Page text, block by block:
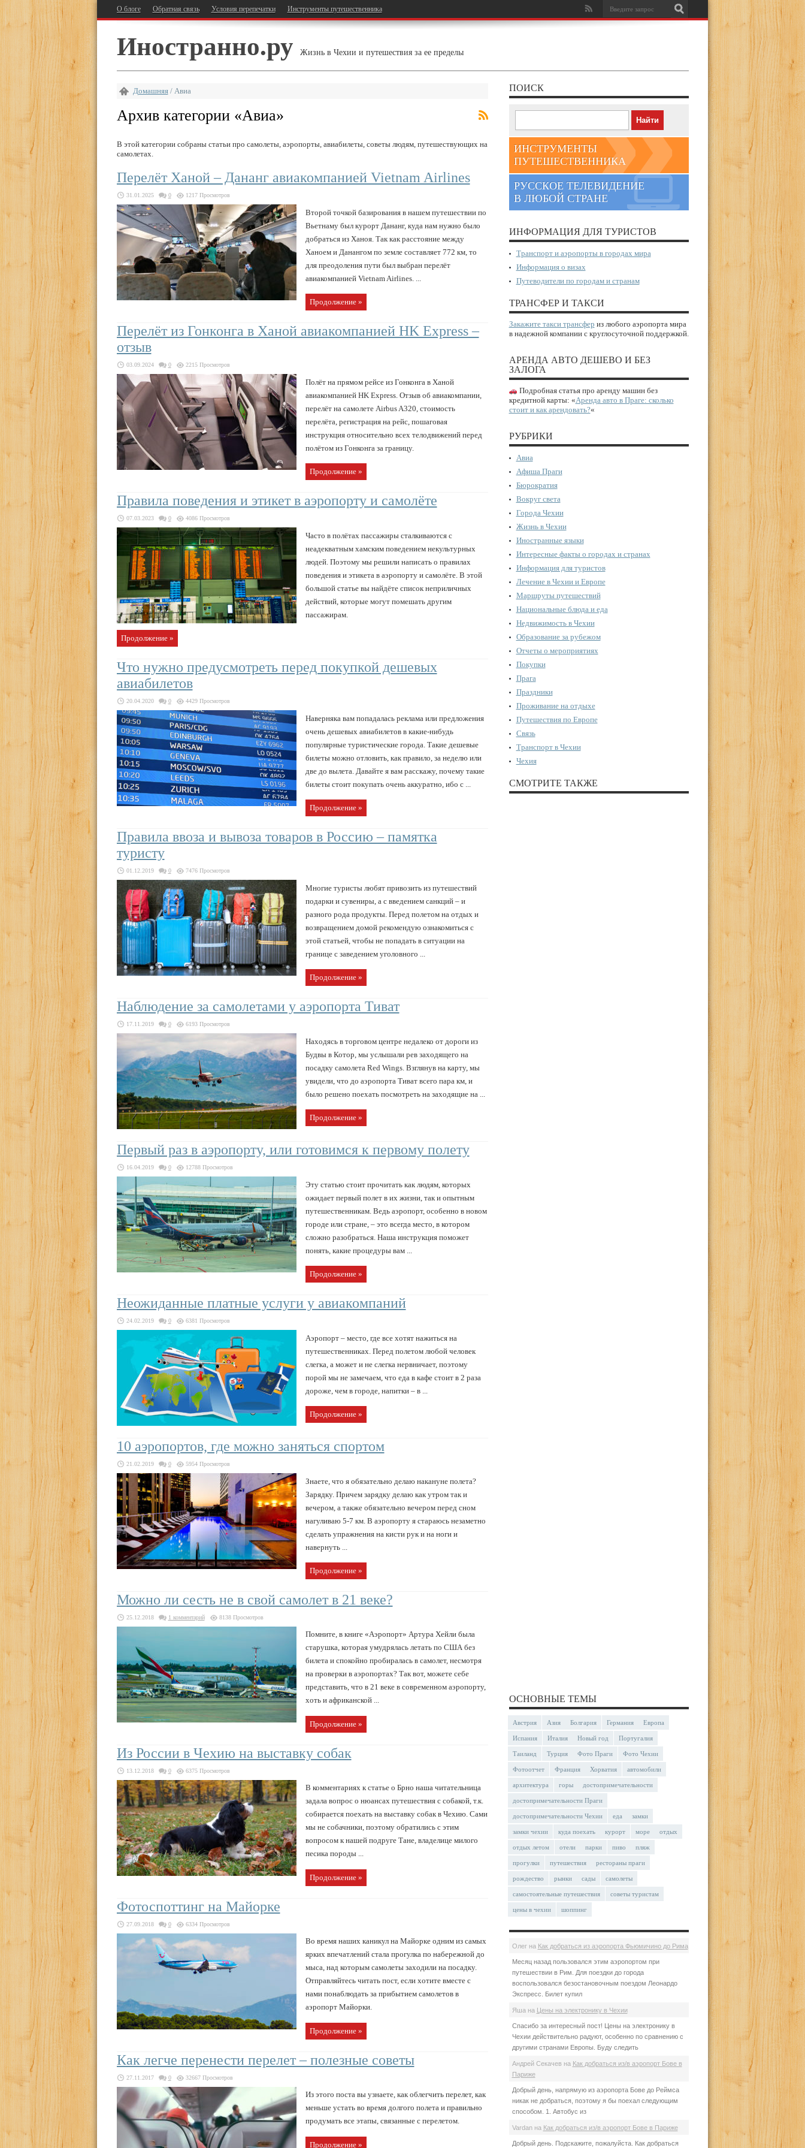
О блоге Обратная связь Условия перепечатки Инструменты путешественника
Иностранно.ру Жизнь в Чехии и путешествия за ее пределы
Домашняя/ Авиа
Архив категории «Авиа»
В этой категории собраны статьи про самолеты, аэропорты, авиабилеты, советы людям, путешествующих на
самолетах.
Перелёт Ханой – Дананг авиакомпанией Vietnam Airlines
31.01.2025 0 1217 Просмотров
Второй точкой базирования в нашем путешествии по
Вьетнаму был курорт Дананг, куда нам нужно было
добраться из Ханоя. Так как расстояние между
Ханоем и Данангом по земле составляет 772 км, то
для преодоления пути был выбран перелёт
авиакомпанией Vietnam Airlines. ...
Продолжение »
Перелёт из Гонконга в Ханой авиакомпанией HK Express –
отзыв
03.09.2024 0 2215 Просмотров
Полёт на прямом рейсе из Гонконга в Ханой
авиакомпанией HK Express. Отзыв об авиакомпании,
перелёт на самолете Airbus A320, стоимость
перелёта, регистрация на рейс, пошаговая
инструкция относительно всех телодвижений перед
полётом из Гонконга за границу.
Продолжение »
Правила поведения и этикет в аэропорту и самолёте
07.03.2023 0 4086 Просмотров
Часто в полётах пассажиры сталкиваются с
неадекватным хамским поведением некультурных
людей. Поэтому мы решили написать о правилах
поведения и этикета в аэропорту и самолёте. В этой
большой статье вы найдёте список неприличных
действий, которые могут помешать другим
пассажирам.
Продолжение »
Что нужно предусмотреть перед покупкой дешевых
авиабилетов
20.04.2020 0 4429 Просмотров
Наверняка вам попадалась реклама или предложения
очень дешевых авиабилетов в какие-нибудь
популярные туристические города. Такие дешевые
билеты можно отловить, как правило, за неделю или
две до вылета. Давайте я вам расскажу, почему такие
билеты стоит покупать очень аккуратно, ибо с ...
Продолжение »
Правила ввоза и вывоза товаров в Россию – памятка
туристу
01.12.2019 0 7476 Просмотров
Многие туристы любят привозить из путешествий
подарки и сувениры, а с введением санкций – и
разного рода продукты. Перед полетом на отдых и
возвращением домой рекомендую ознакомиться с
этой статьей, чтобы не попадать в ситуации на
границе с заведением уголовного ...
Продолжение »
Наблюдение за самолетами у аэропорта Тиват
17.11.2019 0 6193 Просмотров
Находясь в торговом центре недалеко от дороги из
Будвы в Котор, мы услышали рев заходящего на
посадку самолета Red Wings. Взглянув на карту, мы
увидели, что до аэропорта Тиват всего пара км, и
было решено поехать посмотреть на заходящие на ...
Продолжение »
Первый раз в аэропорту, или готовимся к первому полету
16.04.2019 0 12788 Просмотров
Эту статью стоит прочитать как людям, которых
ожидает первый полет в их жизни, так и опытным
путешественникам. Ведь аэропорт, особенно в новом
городе или стране, – это всегда место, в котором
сложно разобраться. Наша инструкция поможет
понять, какие процедуры вам ...
Продолжение »
Неожиданные платные услуги у авиакомпаний
24.02.2019 0 6381 Просмотров
Аэропорт – место, где все хотят нажиться на
путешественниках. Перед полетом любой человек
слегка, а может и не слегка нервничает, поэтому
порой мы не замечаем, что еда в кафе стоит в 2 раза
дороже, чем в городе, напитки – в ...
Продолжение »
10 аэропортов, где можно заняться спортом
21.02.2019 0 5954 Просмотров
Знаете, что я обязательно делаю накануне полета?
Зарядку. Причем зарядку делаю как утром так и
вечером, а также обязательно вечером перед сном
нагуливаю 5-7 км. В аэропорту я стараюсь незаметно
сделать упражнения на кисти рук и на ноги и
навернуть ...
Продолжение »
Можно ли сесть не в свой самолет в 21 веке?
25.12.2018 1 комментарий 8138 Просмотров
Помните, в книге «Аэропорт» Артура Хейли была
старушка, которая умудрялась летать по США без
билета и спокойно пробиралась в самолет, несмотря
на проверки в аэропортах? Так вот, можете себе
представить, что в 21 веке в современном аэропорту,
хоть и африканской ...
Продолжение »
Из России в Чехию на выставку собак
13.12.2018 0 6375 Просмотров
В комментариях к статье о Брно наша читательница
задала вопрос о нюансах путешествия с собакой, т.к.
собирается поехать на выставку собак в Чехию. Сами
мы не собачники, поэтому обратились с этим
вопросом к нашей подруге Тане, владелице милого
песика породы ...
Продолжение »
Фотоспоттинг на Майорке
27.09.2018 0 6334 Просмотров
Во время наших каникул на Майорке одним из самых
ярких впечатлений стала прогулка по набережной до
мыса, над которым самолеты заходили на посадку.
Отправляйтесь читать пост, если хотите вместе с
нами понаблюдать за прибытием самолетов в
аэропорт Майорки.
Продолжение »
Как легче перенести перелет – полезные советы
27.11.2017 0 32667 Просмотров
Из этого поста вы узнаете, как облегчить перелет, как
меньше устать во время долгого полета и правильно
продумать все этапы, связанные с перелетом.
Продолжение »
ПОИСК
ИНСТРУМЕНТЫ
ПУТЕШЕСТВЕННИКА
РУССКОЕ ТЕЛЕВИДЕНИЕ
В ЛЮБОЙ СТРАНЕ
ИНФОРМАЦИЯ ДЛЯ ТУРИСТОВ
Транспорт и аэропорты в городах мира
Информация о визах
Путеводители по городам и странам
ТРАНСФЕР И ТАКСИ
Закажите такси трансфер из любого аэропорта мира
в надежной компании с круглосуточной поддержкой.
АРЕНДА АВТО ДЕШЕВО И БЕЗ
ЗАЛОГА
Подробная статья про аренду машин без
кредитной карты: «Аренда авто в Праге: сколько
стоит и как арендовать?«
РУБРИКИ
Авиа
Афиша Праги
Бюрократия
Вокруг света
Города Чехии
Жизнь в Чехии
Иностранные языки
Интересные факты о городах и странах
Информация для туристов
Лечение в Чехии и Европе
Маршруты путешествий
Национальные блюда и еда
Недвижимость в Чехии
Образование за рубежом
Отчеты о мероприятиях
Покупки
Прага
Праздники
Проживание на отдыхе
Путешествия по Европе
Связь
Транспорт в Чехии
Чехия
СМОТРИТЕ ТАКЖЕ
ОСНОВНЫЕ ТЕМЫ
Австрия Азия Болгария Германия Европа
Испания Италия Новый год Португалия
Таиланд Турция Фото Праги Фото Чехии
Фотоотчет Франция Хорватия автомобили
архитектура горы достопримечательности
достопримечательности Праги
достопримечательности Чехии еда замки
замки чехии куда поехать курорт море отдых
отдых летом отели парки пиво пляж
прогулки путешествия рестораны праги
рождество рынки сады самолеты
самостоятельные путешествия советы туристам
цены в чехии шоппинг
Олегна Как добраться из аэропорта Фьюмичино до Рима
Месяц назад пользовался этим аэропортом при
путешествии в Рим. Для поездки до города
воспользовался безостановочным поездом Леонардо
Экспресс. Билет купил
Яша на Цены на электронику в Чехии
Спасибо за интересный пост! Цены на электронику в
Чехии действительно радуют, особенно по сравнению с
другими странами Европы. Буду следить
Андрей Секачев на Как добраться из/в аэропорт Бове в
Париже
Добрый день, напрямую из аэропорта Бове до Реймса
никак не добраться, поэтому я бы поехал следующим
способом. 1. Автобус из
Vardanна Как добраться из/в аэропорт Бове в Париже
Добрый день. Подскажите, пожалуйста. Как добраться